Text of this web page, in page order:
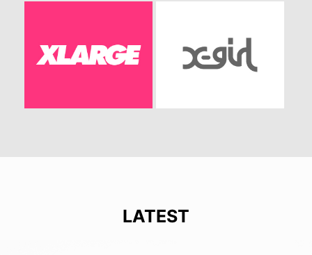
LATEST